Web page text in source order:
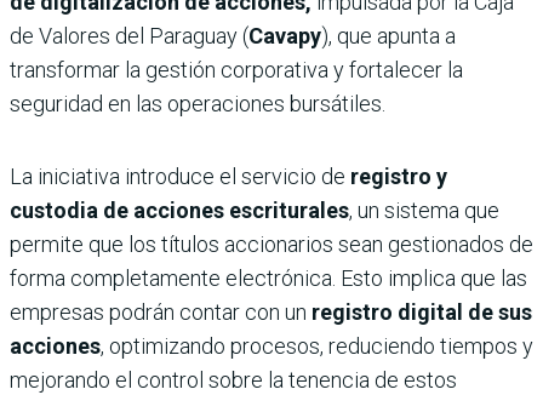
de Valores del Paraguay (Cavapy), que apunta a
transformar la gestión corporativa y fortalecer la
seguridad en las operaciones bursátiles.
La iniciativa introduce el servicio de registro y
custodia de acciones escriturales, un sistema que
permite que los títulos accionarios sean gestionados de
forma completamente electrónica. Esto implica que las
empresas podrán contar con un registro digital de sus
acciones, optimizando procesos, reduciendo tiempos y
mejorando el control sobre la tenencia de estos